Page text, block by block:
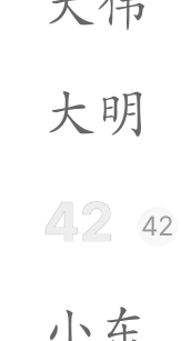
大明
42 42